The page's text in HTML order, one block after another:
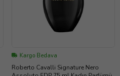
Kargo Bedava
Roberto Cavalli Signature Nero